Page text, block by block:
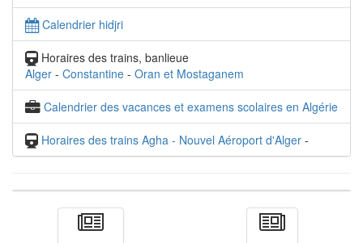
Calendrier hidjri
Horaires des trains, banlieue
Alger - Constantine - Oran et Mostaganem
Calendrier des vacances et examens scolaires en Algérie
Horaires des trains Agha - Nouvel Aéroport d'Alger -